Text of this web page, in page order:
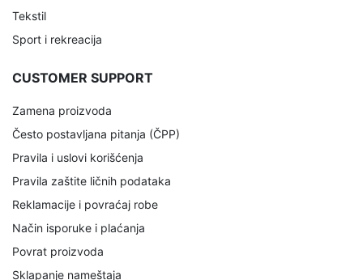
Tekstil
Sport i rekreacija
CUSTOMER SUPPORT
Zamena proizvoda
Često postavljana pitanja (ČPP)
Pravila i uslovi korišćenja
Pravila zaštite ličnih podataka
Reklamacije i povraćaj robe
Način isporuke i plaćanja
Povrat proizvoda
Sklapanje nameštaja